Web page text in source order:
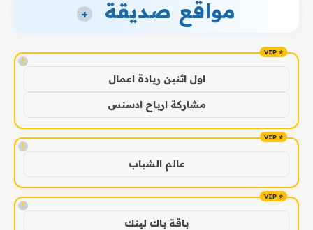
مواقع صديقة +
!
اول اثنين ريادة اعمال
مشاركة ارباح ادسنس
!
عالم الشباب
!
باقة باك لينك